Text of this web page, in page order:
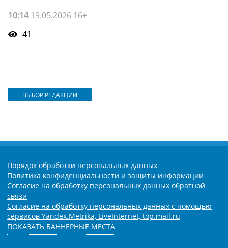
10:1419.05.2026 16+
41
ВЫБОР РЕДАКЦИИ
Порядок обработки персональных данных
Политика конфиденциальности и защиты информации
Согласие на обработку персональных данных обратной
связи
Согласие на обработку персональных данных с помощью
сервисов Yandex.Metrika, LiveInternet, top.mail.ru
ПОКАЗАТЬ БАННЕРНЫЕ МЕСТА